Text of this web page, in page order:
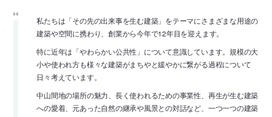
私たちは「その先の出来事を生む建築」をテーマにさまざまな用途の
建築や空間に携わり、創業から今年で12年目を迎えます。
特に近年は「やわらかい公共性」について意識しています。規模の大
小や使われ方も様々な建築がまちやと緩やかに繋がる過程について
日々考えています。
中山間地の場所の魅力、長く使われるための事業性、再生が生む建築
への愛着、元あった自然の継承や風景との対話など、一つ一つの建築